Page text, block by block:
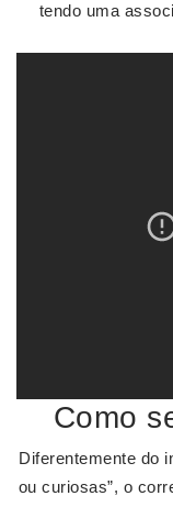
tendo uma
Como
Diferentemente do
ou curiosas”, o